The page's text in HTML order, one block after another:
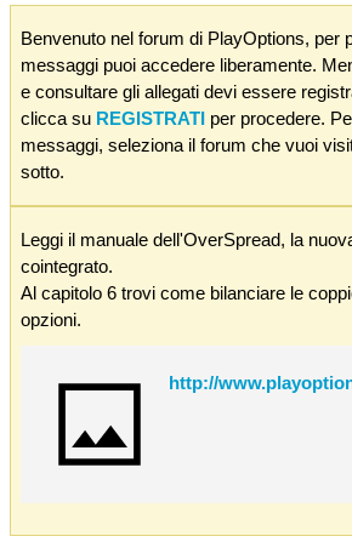
Benvenuto nel forum di PlayOptions, per
messaggi puoi accedere liberamente.
e consultare gli allegati devi essere
clicca su REGISTRATI per procedere.
messaggi, seleziona il forum che vuoi
sotto.
Leggi il manuale dell'OverSpread, la
cointegrato.
Al capitolo 6 trovi come bilanciare le
opzioni.